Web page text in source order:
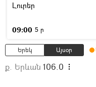
Լուրեր
09:00 5 ր
Երեկ Այսօր
ք. Երևան 106.0